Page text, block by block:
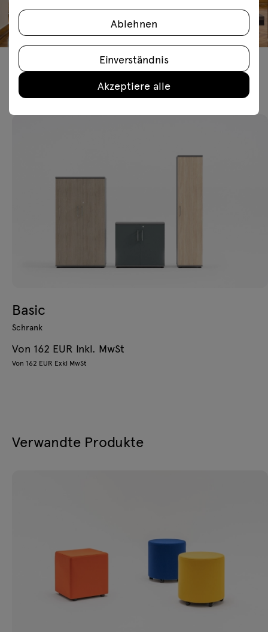
Empfohlene Produkte
Basic
Schrank
Von 162 EUR Inkl. MwSt
Von 162 EUR Exkl MwSt
Verwandte Produkte
Ablehnen
Einverständnis
Akzeptiere alle